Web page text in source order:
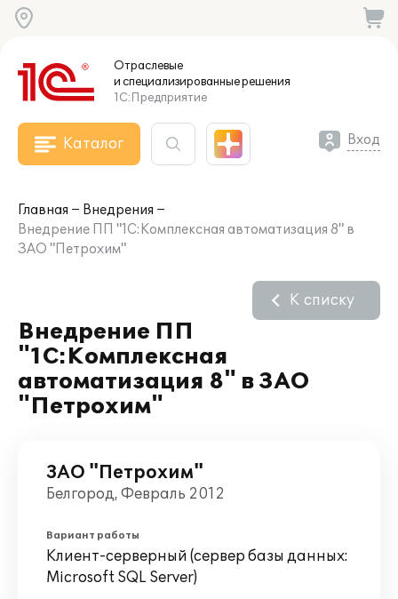
Отраслевые
и специализированныерешения
1С:Предприятие
Каталог Вход
Главная
Внедрения
Внедрение ПП "1С:Комплексная автоматизация 8" в
ЗАО "Петрохим"
Внедрение ПП
"1С:Комплексная
автоматизация 8" в ЗАО
"Петрохим"
К списку
ЗАО "Петрохим"
Белгород, Февраль 2012
Вариант работы
Клиент-серверный (сервер базы данных:
Microsoft SQL Server)